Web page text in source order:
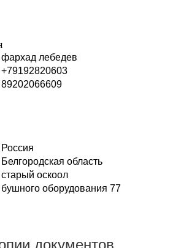
фархад лебедев
+79192820603
89202066609
Россия
Белгородская область
старый оскоол
бушного оборудования 77
документов